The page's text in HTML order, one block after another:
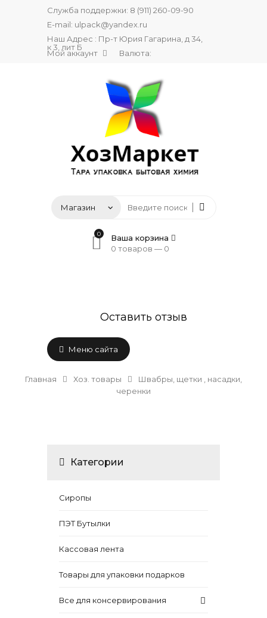
Служба поддержки: 8 (911) 260-09-90
E-mail: ulpack@yandex.ru
Наш Адрес : Пр-т Юрия Гагарина, д 34,
к 3, лит Б
Мой аккаунт Валюта:
0
Ваша корзина
0 товаров — 0
Оставить отзыв
Меню сайта
Главная Хоз. товары
Швабры, щетки , насадки,
черенки
Категории
Сиропы
ПЭТ Бутылки
Кассовая лента
Товары для упаковки подарков
Все для консервирования